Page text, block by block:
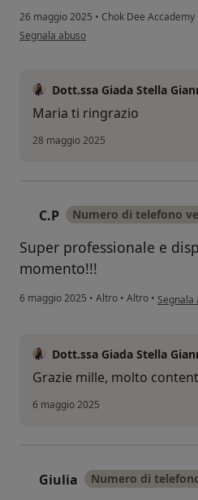
26 maggio 2025 • Chok Dee Accademy
secondo l'opinione dell'utente Maria
Segnala abuso
Dott.ssa Giada Stella
Maria ti ringrazio
28 maggio 2025
C.P Numero di telefono
Super professionale e
momento!!!
6 maggio 2025 • Altro • Altro • secondo
Segnala
Dott.ssa Giada Stella
Grazie mille, molto
6 maggio 2025
Giulia Numero di